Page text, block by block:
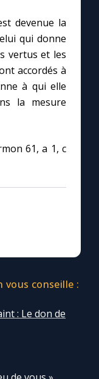
devenue la
qui donne
vertus et les
accordés à
à qui elle
la mesure
61, a 1, c
vous conseille :
: Le don de